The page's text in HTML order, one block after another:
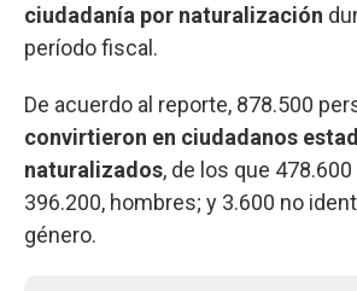
ciudadanía por naturalización
período fiscal.
De acuerdo al reporte, 878.500
convirtieron en ciudadanos
naturalizados, de los que
396.200, hombres; y 3.600 no
género.